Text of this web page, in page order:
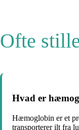
Ofte
Hvad er
Hæmoglobin er et
transporterer ilt fra